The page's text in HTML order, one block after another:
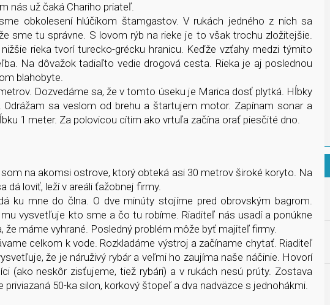
nás už čaká Chariho priateľ.
obkolesení hlúčikom štamgastov. V rukách jedného z nich sa
sme tu správne. S lovom rýb na rieke je to však trochu zložitejšie.
rieka tvorí turecko-grécku hranicu. Keďže vzťahy medzi týmito
Na dôvažok tadiaľto vedie drogová cesta. Rieka je aj poslednou
blahobyte.
Dozvedáme sa, že v tomto úseku je Marica dosť plytká. Hĺbky
sa veslom od brehu a štartujem motor. Zapínam sonar a
1 meter. Za polovicou cítim ako vrtuľa začína orať piesčité dno.
na akomsi ostrove, ktorý obteká asi 30 metrov široké koryto. Na
loviť, leží v areáli ťažobnej firmy.
ku mne do člna. O dve minúty stojíme pred obrovským bagrom.
vysvetľuje kto sme a čo tu robíme. Riaditeľ nás usadí a ponúkne
máme vyhrané. Posledný problém môže byť majiteľ firmy.
celkom k vode. Rozkladáme výstroj a začíname chytať. Riaditeľ
že je náruživý rybár a veľmi ho zaujíma naše náčinie. Hovorí
(ako neskôr zisťujeme, tiež rybári) a v rukách nesú prúty. Zostava
50-ka silon, korkový štopeľ a dva nadväzce s jednohákmi.